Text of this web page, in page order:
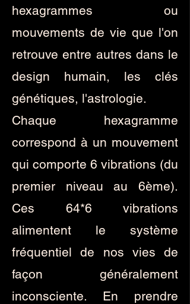
hexagrammes ou
mouvements de vie que l'on
retrouve entre autres dans le
design humain, les clés
génétiques, l'astrologie.
Chaque hexagramme
correspond à un mouvement
qui comporte 6 vibrations (du
premier niveau au 6ème).
Ces 64*6 vibrations
alimentent le système
fréquentiel de nos vies de
façon généralement
inconsciente. En prendre